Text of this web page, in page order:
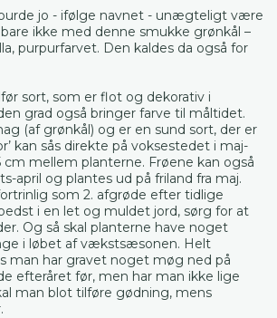
jo - ifølge navnet - unægteligt være
ikke med denne smukke grønkål –
purpurfarvet. Den kaldes da også for
sort, som er flot og dekorativ i
grad også bringer farve til måltidet.
(af grønkål) og er en sund sort, der er
kan sås direkte på voksestedet i maj-
cm mellem planterne. Frøene kan også
april og plantes ud på friland fra maj.
som 2. afgrøde efter tidlige
i en let og muldet jord, sørg for at
Og så skal planterne have noget
i løbet af vækstsæsonen. Helt
man har gravet noget møg ned på
efteråret før, men har man ikke lige
man blot tilføre gødning, mens